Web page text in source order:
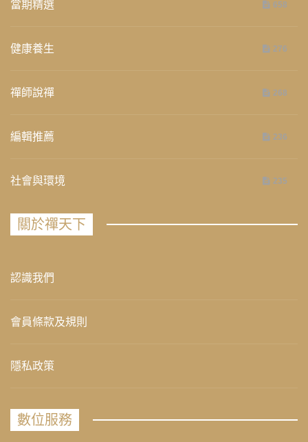
當期精選 658
健康養生 276
禪師說禪 268
編輯推薦 236
社會與環境 235
關於禪天下
認識我們
會員條款及規則
隱私政策
數位服務